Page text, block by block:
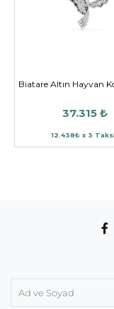
Biatare Altın Hayvan
37.315 ₺
12.438₺ x 3